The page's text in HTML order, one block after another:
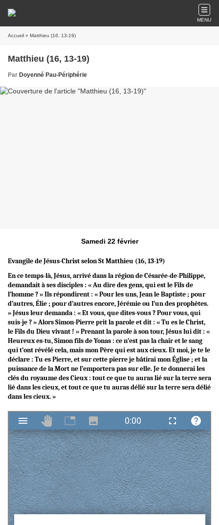
MENU
Accueil » Matthieu (16, 13-19)
Matthieu (16, 13-19)
Par Doyenné Pau-Périphérie
Samedi 22 février
Evangile de Jésus-Christ selon StMatthieu (16, 13-19)
En ce temps-là, Jésus, arrivé dans la région de Césarée-de-Philippe,
demandait à ses disciples : « Au dire des gens, qui est le Fils de
l’homme ? » Ils répondirent : « Pour les uns, Jean le Baptiste ; pour
d’autres, Élie ; pour d’autres encore, Jérémie ou l’un des prophètes.
» Jésus leur demanda : « Et vous, que dites-vous ? Pour vous, qui
suis-je ? » Alors Simon-Pierre prit la parole et dit : « Tu es le Christ,
le Fils du Dieu vivant ! » Prenant la parole à son tour, Jésus lui dit : «
Heureux es-tu, Simon fils de Yonas : ce n’est pas la chair et le sang
qui t’ont révélé cela, mais mon Père qui est aux cieux. Et moi, je te le
déclare : Tu es Pierre, et sur cette pierre je bâtirai mon Église ; et la
puissance de la Mort ne l’emportera pas sur elle. Je te donnerai les
clés du royaume des Cieux : tout ce que tu auras lié sur la terre sera
lié dans les cieux, et tout ce que tu auras délié sur la terre sera délié
dans les cieux. »